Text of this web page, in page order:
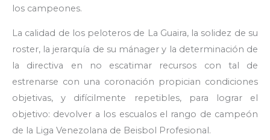
los campeones.
La calidad de los peloteros de La Guaira, la solidez de su
roster, la jerarquía de su mánager y la determinación de
la directiva en no escatimar recursos con tal de
estrenarse con una coronación propician condiciones
objetivas, y difícilmente repetibles, para lograr el
objetivo: devolver a los escualos el rango de campeón
de la Liga Venezolana de Beisbol Profesional.